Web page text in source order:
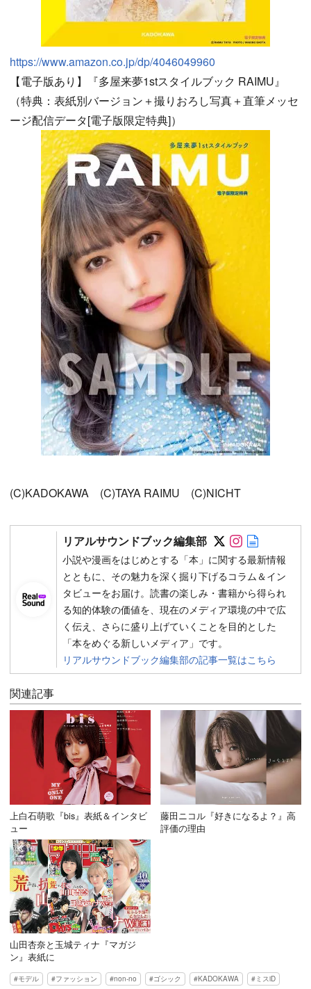
https://www.amazon.co.jp/dp/4046049960
【電子版あり】『多屋来夢1stスタイルブック RAIMU』
（特典：表紙別バージョン＋撮りおろし写真＋直筆メッセ
ージ配信データ[電子版限定特典]）
(C)KADOKAWA (C)TAYA RAIMU (C)NICHT
リアルサウンドブック編集部 Follow on
Follow on
小説や漫画をはじめとする「本」に関する最新情報
とともに、その魅力を深く掘り下げるコラム＆イン
タビューをお届け。読書の楽しみ・書籍から得られ
る知的体験の価値を、現在のメディア環境の中で広
く伝え、さらに盛り上げていくことを目的とした
「本をめぐる新しいメディア」です。
リアルサウンドブック編集部の記事一覧はこちら
関連記事
上白石萌歌『bis』表紙＆インタビ
ュー
藤田ニコル『好きになるよ？』高
評価の理由
山田杏奈と玉城ティナ『マガジ
ン』表紙に
モデル ファッション non-no ゴシック KADOKAWA ミスiD